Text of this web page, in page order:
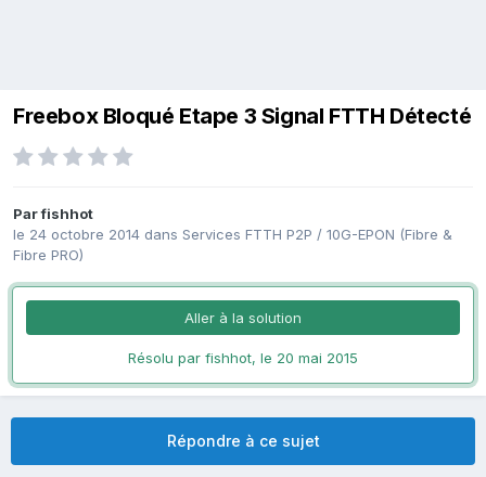
Freebox Bloqué Etape 3 Signal FTTH Détecté
Parfishhot
le 24 octobre 2014 dans Services FTTH P2P / 10G-EPON (Fibre &
Fibre PRO)
Aller à la solution
Résolu par fishhot, le 20 mai 2015
Répondre à ce sujet